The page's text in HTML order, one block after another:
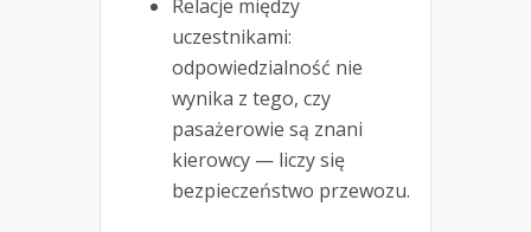
Relacje między
uczestnikami:
odpowiedzialność nie
wynika z tego, czy
pasażerowie są znani
kierowcy — liczy się
bezpieczeństwo przewozu.